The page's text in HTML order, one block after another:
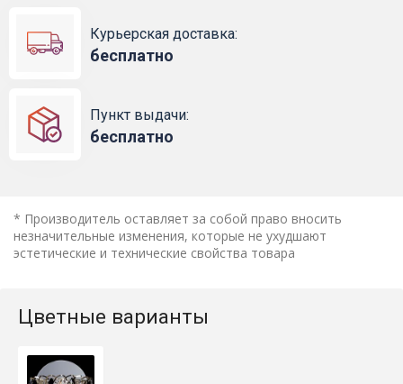
Курьерская доставка:
бесплатно
Пункт выдачи:
бесплатно
* Производитель оставляет за собой право вносить
незначительные изменения, которые не ухудшают
эстетические и технические свойства товара
Цветные варианты